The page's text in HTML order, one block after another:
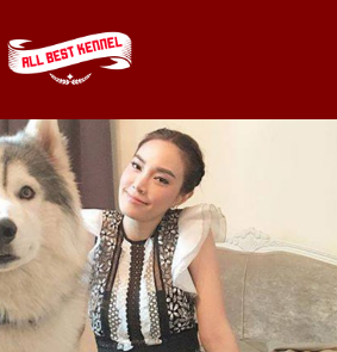
ไซบีเรียนฮัสกี้ ฟาร์มไซบีเรียนที่ดีที่สุดในไทย ติดต่อสอบถาม 0819119104